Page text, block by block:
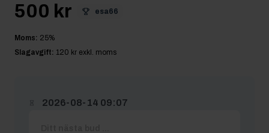
500 kr esa66
Moms: 25%
Slagavgift: 120 kr exkl. moms
2026-08-14 09:07